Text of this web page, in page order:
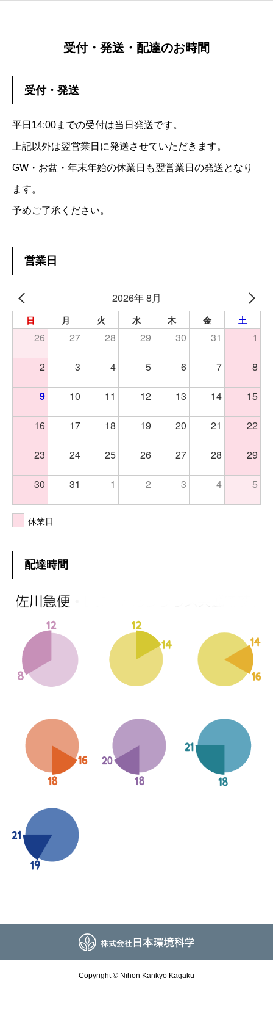
受付・発送・配達のお時間
受付・発送
平日14:00までの受付は当日発送です。
上記以外は翌営業日に発送させていただきます。
GW・お盆・年末年始の休業日も翌営業日の発送となり
ます。
予めご了承ください。
営業日
2026年 8月
日 月 火 水 木 金 土
26 27 28 29 30 31 1
2 3 4 5 6 7 8
9 10 11 12 13 14 15
16 17 18 19 20 21 22
23 24 25 26 27 28 29
30 31 1 2 3 4 5
休業日
配達時間
Copyright © Nihon Kankyo Kagaku